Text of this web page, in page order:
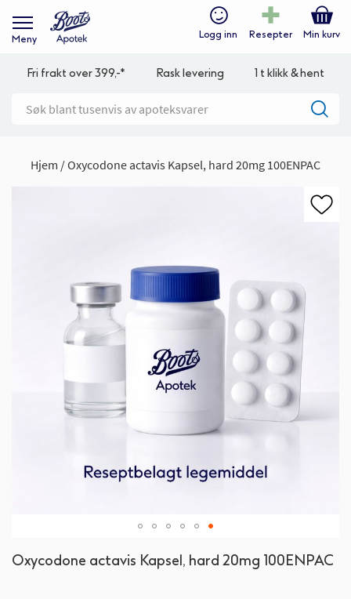
Meny Logg inn Resepter Min kurv
Fri frakt over 399,-* Rask levering 1 t klikk & hent
Hjem Oxycodone actavis Kapsel, hard 20mg 100ENPAC
Oxycodone actavis Kapsel, hard 20mg 100ENPAC
til